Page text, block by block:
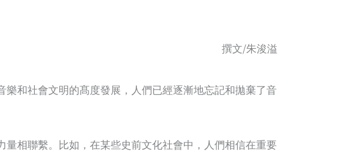
撰文/朱浚溢
和社會文明的髙度發展，人們已經逐漸地忘記和拋棄了音
相聯繫。比如，在某些史前文化社會中，人們相信在重要